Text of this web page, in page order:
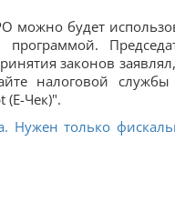
можно будет
законов
налоговой
(Е-Чек)".
Нужен только